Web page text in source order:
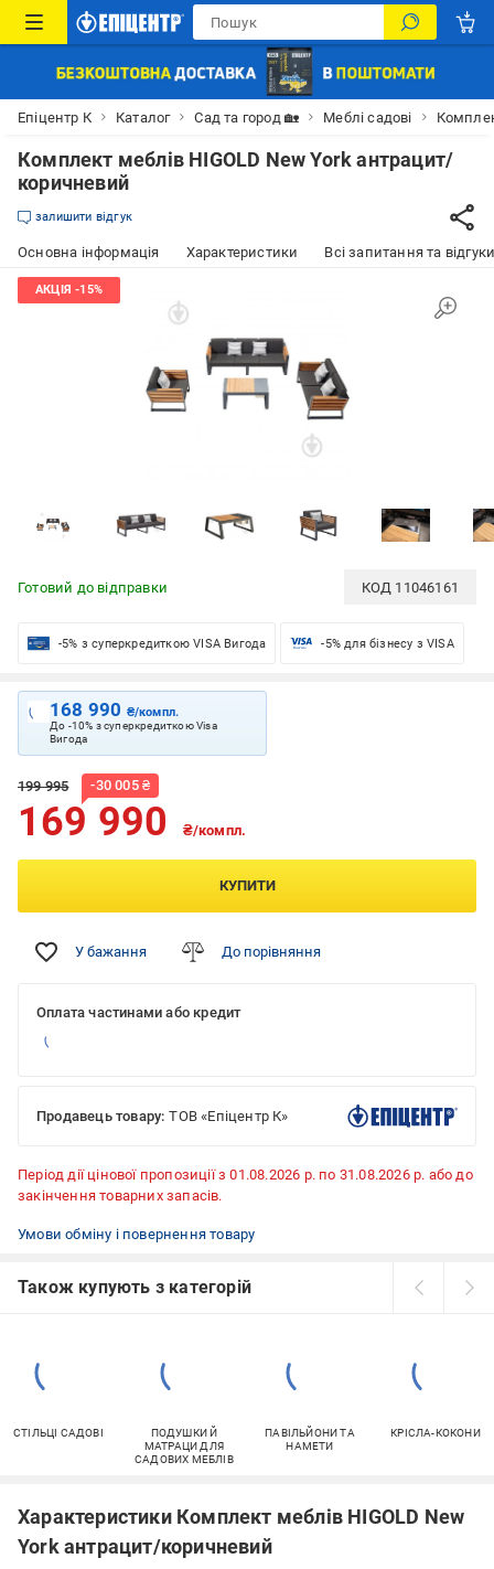
Епіцентр К Каталог Сад та город 🏡 Меблі садові
Комплект меблів HIGOLD New York антрацит/
коричневий
залишити відгук
Основна інформація Характеристики Всі запитання та
Готовий до відправки КОД 11046161
-5% з суперкредиткою VISA Вигода -5% для бізнесу з VISA
168 990 ₴/компл.
До -10% з суперкредиткою Visa
Вигода
199 995 -30 005₴
169 990 ₴/компл.
КУПИТИ
У бажання До порівняння
Оплата частинами або кредит
Продавець товару: ТОВ «Епіцентр К»
Період дії цінової пропозиції з 01.08.2026 р. по 31.08.2026 р. або до
закінчення товарних запасів.
Умови обміну і повернення товару
Також купують з категорій
СТІЛЬЦІ САДОВІ
ПОДУШКИ Й
МАТРАЦИ ДЛЯ
САДОВИХ МЕБЛІВ
ПАВІЛЬЙОНИ ТА
НАМЕТИ
КРІСЛА-КОКОНИ
Характеристики Комплект меблів HIGOLD New
York антрацит/коричневий